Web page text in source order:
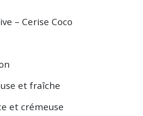
– Cerise Coco
et fraîche
et crémeuse